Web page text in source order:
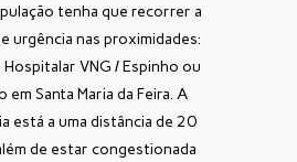
tenha que recorrer a
urgência nas proximidades:
VNG / Espinho ou
em Santa Maria da Feira. A
está a uma distância de 20
de estar congestionada